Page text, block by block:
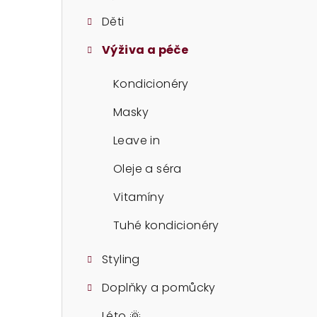
Děti
Výživa a péče
Kondicionéry
Masky
Leave in
Oleje a séra
Vitamíny
Tuhé kondicionéry
Styling
Doplňky a pomůcky